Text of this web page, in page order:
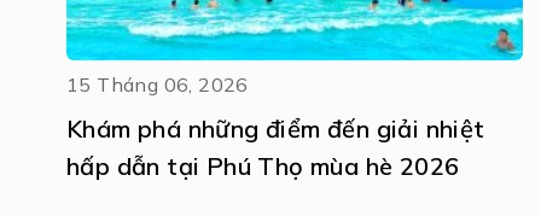
15 Tháng 06, 2026
Khám phá những điểm đến giải nhiệt
hấp dẫn tại Phú Thọ mùa hè 2026